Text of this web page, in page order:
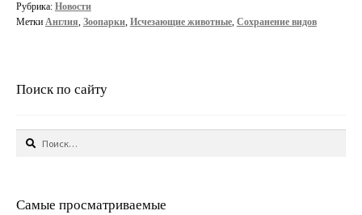
черный
Рубрика: Новости
Метки Англия, Зоопарки, Исчезающие животные, Сохранение видов
Поиск по сайту
Найти:
Самые просматриваемые